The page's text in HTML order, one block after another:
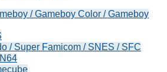
/ Gameboy Color / Gameboy
/ Super Famicom / SNES / SFC